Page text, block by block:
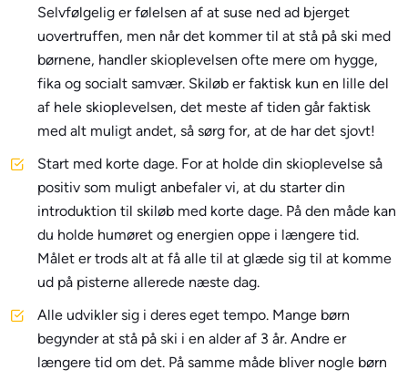
Selvfølgelig er følelsen af at suse ned ad bjerget
uovertruffen, men når det kommer til at stå på ski med
børnene, handler skioplevelsen ofte mere om hygge,
fika og socialt samvær. Skiløb er faktisk kun en lille del
af hele skioplevelsen, det meste af tiden går faktisk
med alt muligt andet, så sørg for, at de har det sjovt!
Start med korte dage. For at holde din skioplevelse så
positiv som muligt anbefaler vi, at du starter din
introduktion til skiløb med korte dage. På den måde kan
du holde humøret og energien oppe i længere tid.
Målet er trods alt at få alle til at glæde sig til at komme
ud på pisterne allerede næste dag.
Alle udvikler sig i deres eget tempo. Mange børn
begynder at stå på ski i en alder af 3 år. Andre er
længere tid om det. På samme måde bliver nogle børn